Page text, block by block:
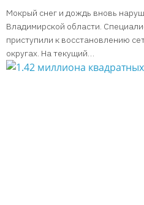
Мокрый снег и дождь вновь
Владимирской области.
приступили к восстановлению
округах. На текущий…